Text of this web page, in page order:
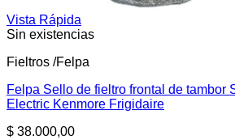
Vista Rápida
Sin existencias
Fieltros /Felpa
Felpa Sello de fieltro frontal de tambor
Electric Kenmore Frigidaire
$ 38.000,00